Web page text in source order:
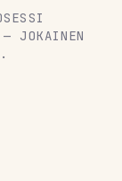
— JOKAINEN